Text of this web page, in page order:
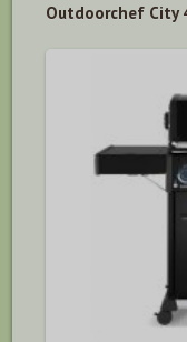
Outdoorchef City